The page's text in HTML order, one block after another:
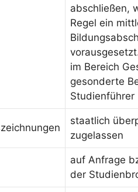
abschließen,
Regel ein
im Bereich
gesonderte
Studienführer
staatlich
zugelassen
auf Anfrage
der